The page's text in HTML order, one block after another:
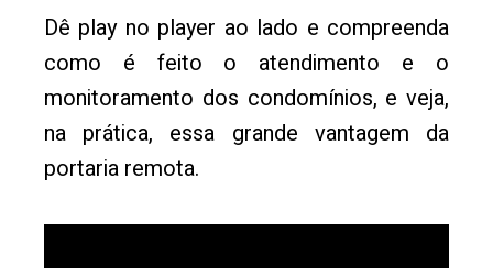
Dê play no player ao lado e compreenda
como é feito o atendimento e o
monitoramento dos condomínios, e veja,
na prática, essa grande vantagem da
portaria remota.